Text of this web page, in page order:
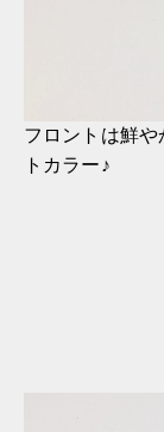
フロントは鮮
トカラー♪